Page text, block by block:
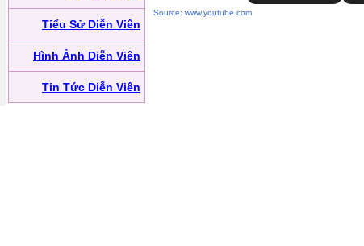
Tiểu Sử Diễn Viên
Hình Ảnh Diễn Viên
Tin Tức Diễn Viên
Source: www.youtube.com